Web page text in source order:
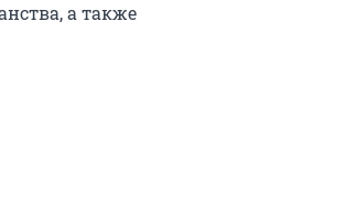
а также